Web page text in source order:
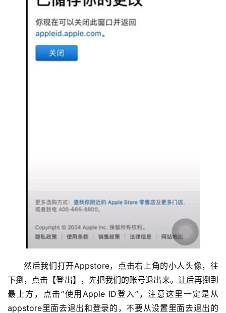
然后我们打开Appstore，点击右上角的小人头像，往
下捯，点击【登出】，先把我们的账号退出来。让后再捯到
最上方，点击“使用Apple ID登入”，注意这里一定是从
appstore里面去退出和登录的，不要从设置里面去退出的